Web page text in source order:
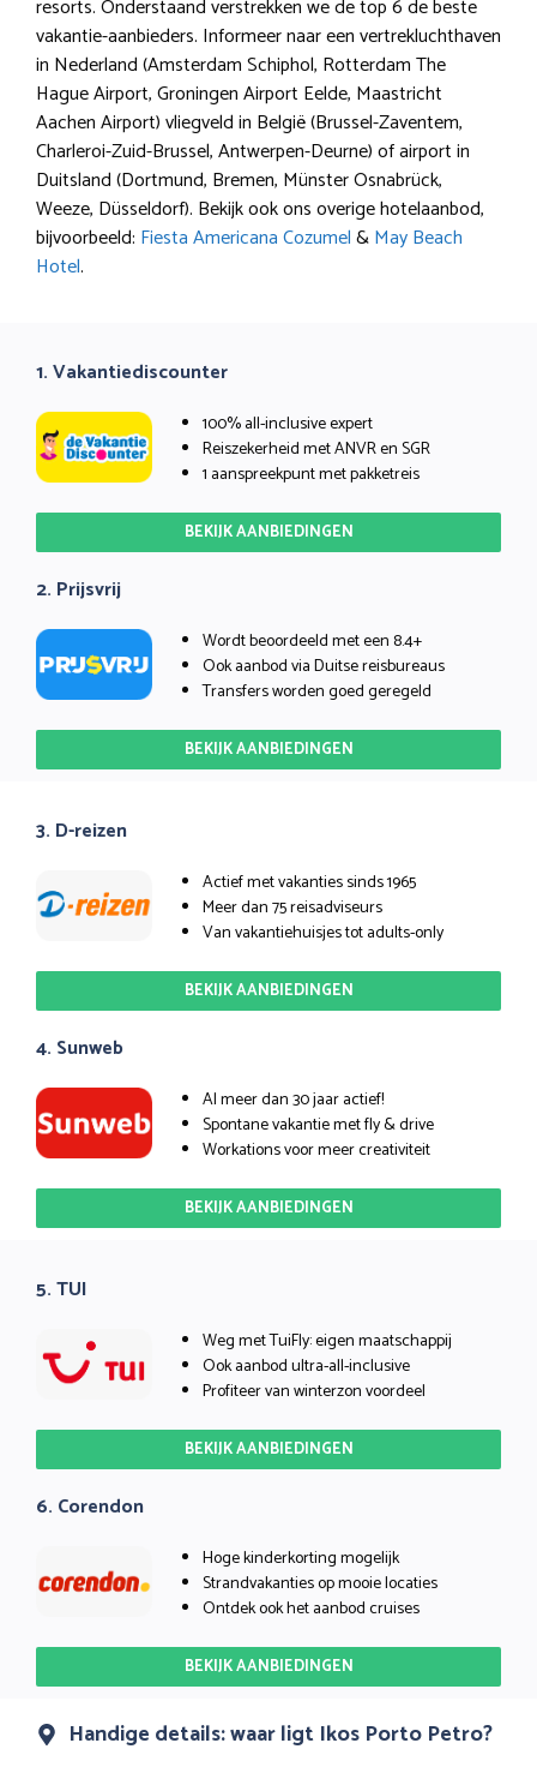
resorts. Onderstaand verstrekken we de top 6 de beste
vakantie-aanbieders. Informeer naar een vertrekluchthaven
in Nederland (Amsterdam Schiphol, Rotterdam The
Hague Airport, Groningen Airport Eelde, Maastricht
Aachen Airport) vliegveld in België (Brussel-Zaventem,
Charleroi-Zuid-Brussel, Antwerpen-Deurne) of airport in
Duitsland (Dortmund, Bremen, Münster Osnabrück,
Weeze, Düsseldorf). Bekijk ook ons overige hotelaanbod,
bijvoorbeeld: Fiesta Americana Cozumel&May Beach
Hotel.
1. Vakantiediscounter
100% all-inclusive expert
Reiszekerheid met ANVR en SGR
1 aanspreekpunt met pakketreis
BEKIJK AANBIEDINGEN
2. Prijsvrij
Wordt beoordeeld met een 8.4+
Ook aanbod via Duitse reisbureaus
Transfers worden goed geregeld
BEKIJK AANBIEDINGEN
3. D-reizen
Actief met vakanties sinds 1965
Meer dan 75 reisadviseurs
Van vakantiehuisjes tot adults-only
BEKIJK AANBIEDINGEN
4. Sunweb
Al meer dan 30 jaar actief!
Spontane vakantie met fly & drive
Workations voor meer creativiteit
BEKIJK AANBIEDINGEN
5. TUI
Weg met TuiFly: eigen maatschappij
Ook aanbod ultra-all-inclusive
Profiteer van winterzon voordeel
BEKIJK AANBIEDINGEN
6. Corendon
Hoge kinderkorting mogelijk
Strandvakanties op mooie locaties
Ontdek ook het aanbod cruises
BEKIJK AANBIEDINGEN
Handige details: waar ligt Ikos Porto Petro?